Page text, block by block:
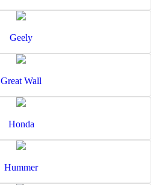
Geely
Great Wall
Honda
Hummer